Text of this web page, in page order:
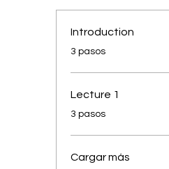
Introduction
.3 pasos
Lecture 1
.3 pasos
Cargar más